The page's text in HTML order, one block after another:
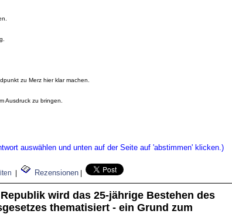
zu Merz hier klar machen.
Ausdruck zu bringen.
auswählen und unten auf der Seite auf 'abstimmen' klicken.)
Rezensionen
wird das 25-jährige Bestehen des
thematisiert - ein Grund zum